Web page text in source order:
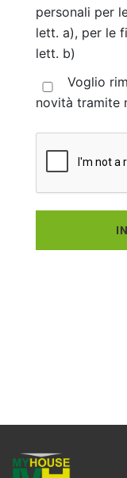
personali per
lett. a), per le
lett. b)
Voglio
novità tramite